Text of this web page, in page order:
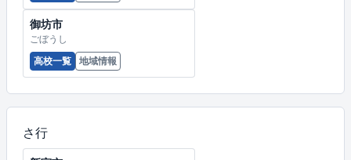
御坊市
ごぼうし
高校一覧
地域情報
さ行